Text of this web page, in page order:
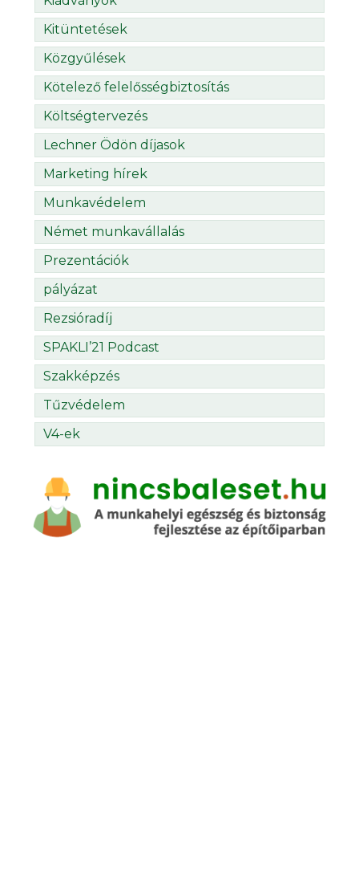
Kitüntetések
Közgyűlések
Kötelező felelősségbiztosítás
Költségtervezés
Lechner Ödön díjasok
Marketing hírek
Munkavédelem
Német munkavállalás
Prezentációk
pályázat
Rezsióradíj
SPAKLI’21 Podcast
Szakképzés
Tűzvédelem
V4-ek